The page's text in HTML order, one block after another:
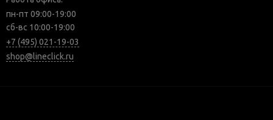
пн-пт 09:00-19:00
сб-вс 10:00-19:00
+7 (495) 021-19-03
shop@lineclick.ru